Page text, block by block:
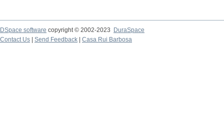
DSpace software copyright © 2002-2023
DuraSpace
Contact Us
Send Feedback Casa Rui Barbosa